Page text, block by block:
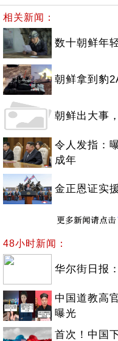
相关新闻：
数十朝鲜年
朝鲜拿到豹
朝鲜出大事
令人发指：
成年
金正恩证实
48小时新闻：
华尔街日报
中国道教高
曝光
首次！中国